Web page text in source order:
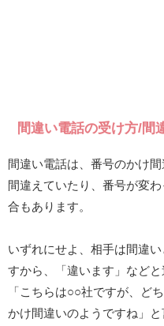
間違い電話の受け方/間
間違い電話は、番号のかけ
間違えていたり、番号が変
合もあります。
いずれにせよ、相手は間違
すから、「違います」などと
「こちらは○○社ですが、ど
かけ間違いのようですね」